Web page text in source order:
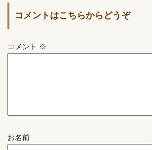
コメントはこちらからどうぞ
コメント ※
お名前